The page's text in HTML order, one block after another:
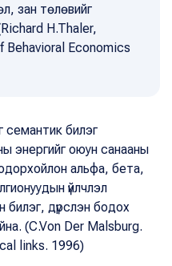
зан төлөвийг
H.Thaler,
Behavioral Economics
семантик билэг
энергийг оюун санааны
альфа, бета,
үйлчлэл
билэг, дүрслэн бодох
(C.Von Der Malsburg.
links. 1996)